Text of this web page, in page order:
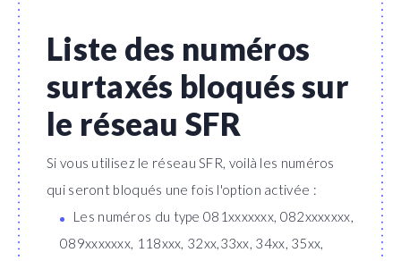
Liste des numéros
surtaxés bloqués sur
le réseau SFR
Si vous utilisez le réseau SFR, voilà les numéros
qui seront bloqués une fois l'option activée :
Les numéros du type 081xxxxxxx, 082xxxxxxx,
089xxxxxxx, 118xxx, 32xx,33xx, 34xx, 35xx,